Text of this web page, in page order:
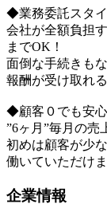
◆業務委託スタイ
会社が全額負担
までOK！
面倒な手続きも
報酬が受け取れる
◆顧客０でも安心
”6ヶ月”毎月の売
初めは顧客が少
働いていただけ
企業情報